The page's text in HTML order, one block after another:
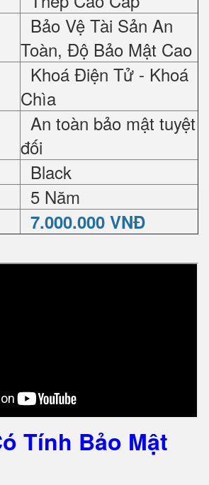
Bảo Vệ Tài Sản An
Toàn, Độ Bảo Mật Cao
Khoá Điện Tử - Khoá
Chìa
An toàn bảo mật tuyệt
đối
Black
5 Năm
7.000.000 VNĐ
Tính Bảo Mật